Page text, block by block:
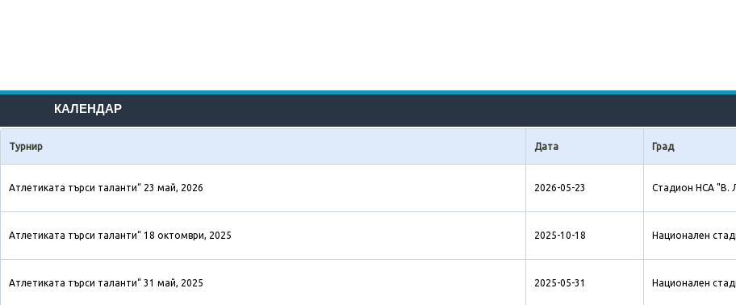
КАЛЕНДАР
Турнир Дата Град
Атлетиката търси таланти“ 23 май, 2026 2026-05-23 Стадион НСА "В.
Атлетиката търси таланти“ 18 октомври, 2025 2025-10-18 Национален
Атлетиката търси таланти“ 31 май, 2025 2025-05-31 Национален